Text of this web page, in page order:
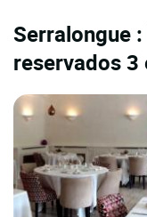
Serralongue
reservados 3